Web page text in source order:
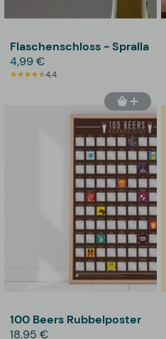
Flaschenschloss - Spralla
4,99 €
4,4
100 Beers Rubbelposter
18,95 €